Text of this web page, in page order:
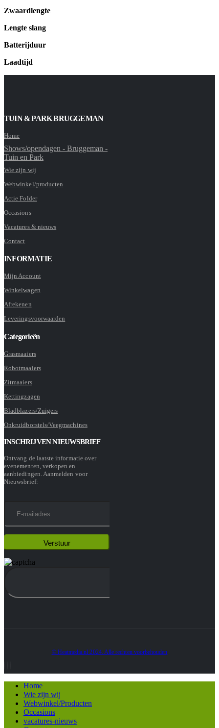
Zwaardlengte
Lengte slang
Batterijduur
Laadtijd
TUIN & PARK BRUGGEMAN
Home
Shows/opendagen - Bruggeman -
Tuin en Park
Wie zijn wij
Webwinkel/producten
Actie Folder
Occasions
Vacatures & nieuws
Contact
INFORMATIE
Mijn Account
Winkelwagen
Afrekenen
Leveringsvoorwaarden
Categorieën
Grasmaaiers
Robotmaaiers
Zitmaaiers
Kettingzagen
Bladblazers/Zuigers
Onkruidborstels/Veegmachines
INSCHRIJVEN NIEUWSBRIEF
Ontvang de laatste informatie over
evenementen, verkopen en
aanbiedingen. Aanmelden voor
Nieuwsbrief:
© Heatmedia.nl 2024. Alle rechten voorbehouden
Home
Wie zijn wij
Webwinkel/Producten
Occasions
vacatures-nieuws